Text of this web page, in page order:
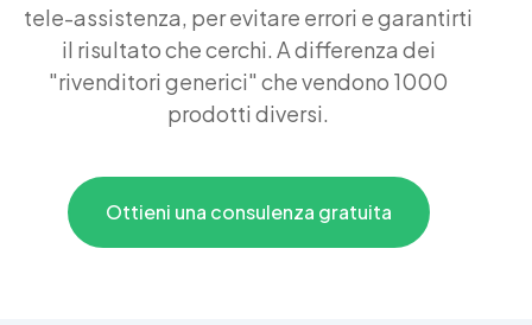
tele-assistenza, per evitare errori e garantirti
il risultato che cerchi. A differenza dei
"rivenditori generici" che vendono 1000
prodotti diversi.
Ottieni una consulenza gratuita